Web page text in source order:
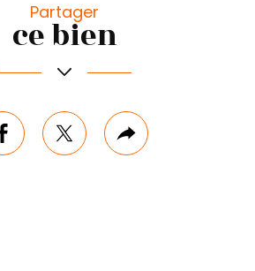
Leaflet|©Jawg
Partager
ce bien
facebooktwitterPlus
de